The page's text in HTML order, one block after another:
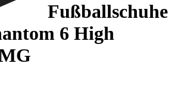
Fußballschuhe
6 High